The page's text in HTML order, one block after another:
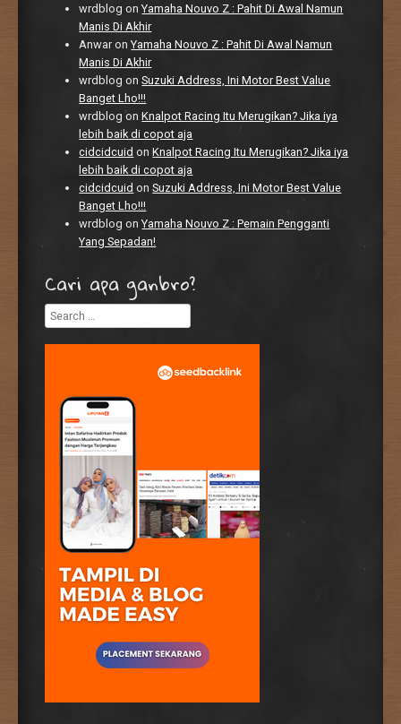
wrdblog onYamaha Nouvo Z : Pahit Di Awal Namun
Manis Di Akhir
Anwar onYamaha Nouvo Z : Pahit Di Awal Namun
Manis Di Akhir
wrdblog onSuzuki Address, Ini Motor Best Value
Banget Lho!!!
wrdblog onKnalpot Racing Itu Merugikan? Jika iya
lebih baik di copot aja
cidcidcuid onKnalpot Racing Itu Merugikan? Jika iya
lebih baik di copot aja
cidcidcuid onSuzuki Address, Ini Motor Best Value
Banget Lho!!!
wrdblog onYamaha Nouvo Z : Pemain Pengganti
Yang Sepadan!
Cari apa ganbro?
Search